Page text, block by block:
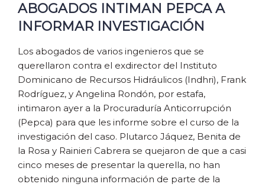
ABOGADOS INTIMAN PEPCA A
INFORMAR INVESTIGACIÓN
Los abogados de varios ingenieros que se
querellaron contra el exdirector del Instituto
Dominicano de Recursos Hidráulicos (Indhri), Frank
Rodríguez, y Angelina Rondón, por estafa,
intimaron ayer a la Procuraduría Anticorrupción
(Pepca) para que les informe sobre el curso de la
investigación del caso. Plutarco Jáquez, Benita de
la Rosa y Rainieri Cabrera se quejaron de que a casi
cinco meses de presentar la querella, no han
obtenido ninguna información de parte de la